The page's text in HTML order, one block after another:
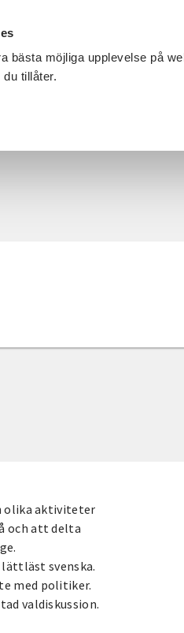
bästa möjliga upplevelse på
tillåter.
KURSER OCH EVENEMANG
olika aktiviteter
och att delta
svenska.
med politiker.
valdiskussion.